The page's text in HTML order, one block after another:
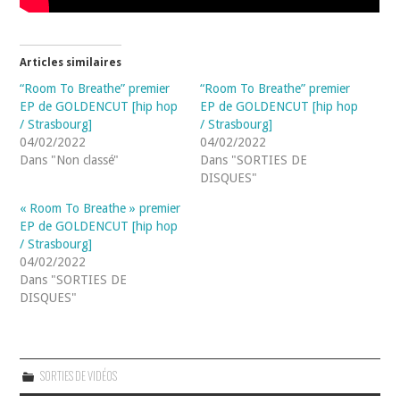
Articles similaires
“Room To Breathe” premier
EP de GOLDENCUT [hip hop
/ Strasbourg]
04/02/2022
Dans "Non classé"
“Room To Breathe” premier
EP de GOLDENCUT [hip hop
/ Strasbourg]
04/02/2022
Dans "SORTIES DE
DISQUES"
« Room To Breathe » premier
EP de GOLDENCUT [hip hop
/ Strasbourg]
04/02/2022
Dans "SORTIES DE
DISQUES"
SORTIES DE VIDÉOS